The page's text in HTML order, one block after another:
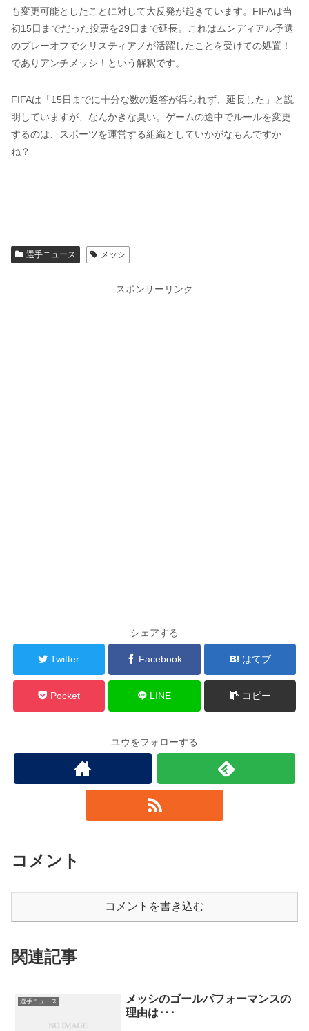
も変更可能としたことに対して大反発が起きています。FIFAは当
初15日までだった投票を29日まで延長。これはムンディアル予選
のプレーオフでクリスティアノが活躍したことを受けての処置！
でありアンチメッシ！という解釈です。
FIFAは「15日までに十分な数の返答が得られず、延長した」と説
明していますが、なんかきな臭い。ゲームの途中でルールを変更
するのは、スポーツを運営する組織としていかがなもんですか
ね？
選手ニュース メッシ
スポンサーリンク
シェアする
Twitter Facebook はてブ
Pocket LINE コピー
ユウをフォローする
コメント
コメントを書き込む
関連記事
選手ニュース
メッシのゴールパフォーマンスの
理由は･･･